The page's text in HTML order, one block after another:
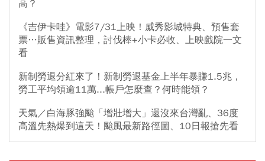
高？
《吉伊卡哇》電影7/31上映！威秀影城特典、預售套
票…販售資訊整理，討伐棒+小卡必收、上映戲院一文
看
新制勞退分紅來了！新制勞退基金上半年暴賺1.5兆，
勞工平均領逾11萬...帳戶怎麼查？何時能領？
天氣／白海豚強颱「增壯增大」還沒來台灣亂、36度
高溫先熱爆到這天！颱風最新路徑圖、10日報搶先看